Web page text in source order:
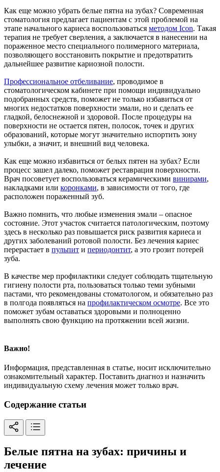
Как еще можно убрать белые пятна на зубах? Современная
стоматология предлагает пациентам с этой проблемой на
этапе начального кариеса воспользоваться методом Icon. Такая
терапия не требует сверления, а заключается в нанесении на
пораженное место специального полимерного материала,
позволяющего восстановить покрытие и предотвратить
дальнейшее развитие кариозной полости.
Профессиональное отбеливание, проводимое в
стоматологическом кабинете при помощи индивидуально
подобранных средств, поможет не только избавиться от
многих недостатков поверхности эмали, но и сделать ее
гладкой, белоснежной и здоровой. После процедуры на
поверхности не остается пятен, полосок, точек и других
образований, которые могут значительно испортить зону
улыбки, а значит, и внешний вид человека.
Как еще можно избавиться от белых пятен на зубах? Если
процесс зашел далеко, поможет реставрация поверхности.
Врач посоветует воспользоваться керамическими винирами,
накладками или коронками, в зависимости от того, где
расположен пораженный зуб.
Важно помнить, что любые изменения эмали – опасное
состояние. Этот участок считается патологическим, поэтому
здесь в несколько раз повышается риск развития кариеса и
других заболеваний ротовой полости. Без лечения кариес
перерастает в пульпит и периодонтит, а это грозит потерей
зуба.
В качестве мер профилактики следует соблюдать тщательную
гигиену полости рта, пользоваться только теми зубными
пастами, что рекомендованы стоматологом, и обязательно раз
в полгода появляться на профилактическом осмотре. Все это
поможет зубам оставаться здоровыми и полноценно
выполнять свою функцию на протяжении всей жизни.
Важно!
Информация, представленная в статье, носит исключительно
ознакомительный характер. Поставить диагноз и назначить
индивидуальную схему лечения может только врач.
Содержание статьи
Белые пятна на зубах: причины и
лечение